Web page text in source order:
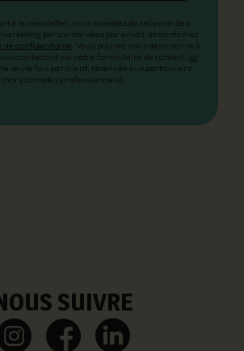
à la newsletter, vous acceptez de recevoir des
personnalisées par email, et confirmez
de confidentialité . Vous pouvez vous désinscrire à
contactant via notre formulaire de contact :
ici
seule fois par client, réservée aux particuliers
(hors comptes professionnels).
SUIVRE